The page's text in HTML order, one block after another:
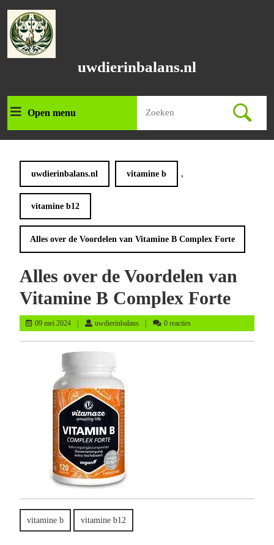
naar
inhoud
uwdierinbalans.nl
Open menuOpen
menu
naar:
uwdierinbalans.nl vitamine b ,
vitamine b12
Alles over de Voordelen van Vitamine B Complex Forte
Alles over de Voordelen van
Vitamine B Complex Forte
09 mei 202409
mei
uwdierinbalansuwdierinbalans
0 reacties
vitamine b vitamine b12